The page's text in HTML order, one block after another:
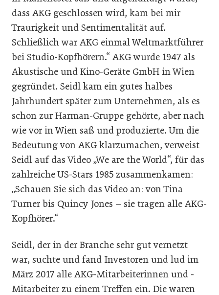
dass AKG geschlossen wird, kam bei mir
Traurigkeit und Sentimentalität auf.
Schließlich war AKG einmal Weltmarktführer
bei Studio-Kopfhörern.“ AKG wurde 1947 als
Akustische und Kino-Geräte GmbH in Wien
gegründet. Seidl kam ein gutes halbes
Jahrhundert später zum Unternehmen, als es
schon zur Harman-Gruppe gehörte, aber nach
wie vor in Wien saß und produzierte. Um die
Bedeutung von AKG klarzumachen, verweist
Seidl auf das Video „We are the World“, für das
zahlreiche US-Stars 1985 zusammenkamen:
„Schauen Sie sich das Video an: von Tina
Turner bis Quincy Jones – sie tragen alle AKG-
Kopfhörer.“
Seidl, der in der Branche sehr gut vernetzt
war, suchte und fand Investoren und lud im
März 2017 alle AKG-Mitarbeiterinnen und -
Mitarbeiter zu einem Treffen ein. Die waren